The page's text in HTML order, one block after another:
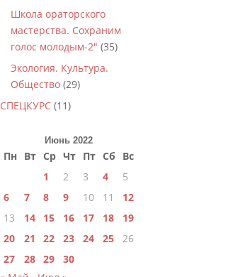
Школа ораторского
мастерства. Сохраним
голос молодым-2" (35)
Экология. Культура.
Общество (29)
СПЕЦКУРС (11)
Июнь 2022
Пн Вт Ср Чт Пт Сб
Вс
1
2 3 4
5
6
7 8 9 10 11
12
13
14 15 16 17 18
19
20
21 22 23 24 25
26
27
28 29
30